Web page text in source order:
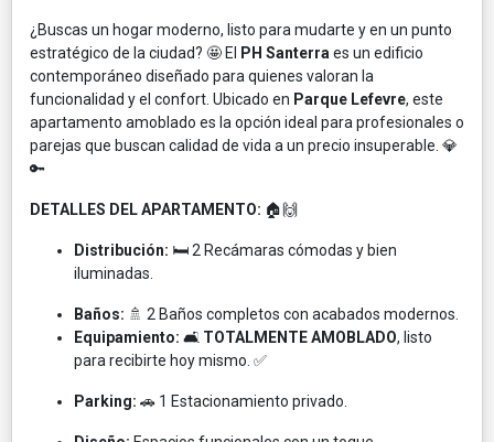
¿Buscas un hogar moderno, listo para mudarte y en un punto
estratégico de la ciudad? 🤩 El
PH Santerra es un edificio
contemporáneo diseñado para quienes valoran la
funcionalidad y el confort. Ubicado en Parque Lefevre, este
apartamento amoblado es la opción ideal para profesionales o
parejas que buscan calidad de vida a un precio insuperable. 💎
🔑
DETALLES DEL APARTAMENTO: 🏠🙌
Distribución: 🛏️ 2 Recámaras cómodas y bien
iluminadas.
Baños: 🚿 2 Baños completos con acabados modernos.
Equipamiento: 🛋️ TOTALMENTE AMOBLADO, listo
para recibirte hoy mismo. ✅
Parking: 🚗 1 Estacionamiento privado.